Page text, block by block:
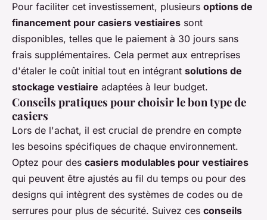
Pour faciliter cet investissement, plusieurs options de
financement pour casiers vestiaires sont
disponibles, telles que le paiement à 30 jours sans
frais supplémentaires. Cela permet aux entreprises
d'étaler le coût initial tout en intégrant solutions de
stockage vestiaire adaptées à leur budget.
Conseils pratiques pour choisir le bon type de
casiers
Lors de l'achat, il est crucial de prendre en compte
les besoins spécifiques de chaque environnement.
Optez pour des casiers modulables pour vestiaires
qui peuvent être ajustés au fil du temps ou pour des
designs qui intègrent des systèmes de codes ou de
serrures pour plus de sécurité. Suivez ces conseils